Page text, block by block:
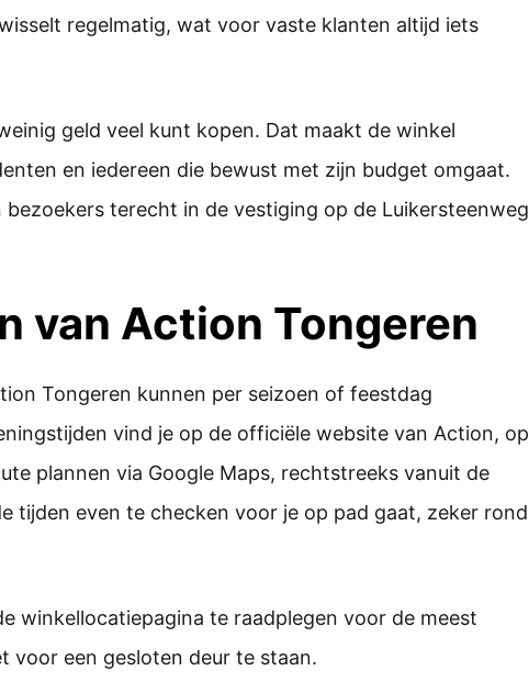
regelmatig, wat voor vaste klanten altijd iets
geld veel kunt kopen. Dat maakt de winkel
en iedereen die bewust met zijn budget omgaat.
terecht in de vestiging op de Luikersteenweg
van Action Tongeren
Tongeren kunnen per seizoen of feestdag
vind je op de officiële website van Action, op
plannen via Google Maps, rechtstreeks vanuit de
tijden even te checken voor je op pad gaat, zeker rond
winkellocatiepagina te raadplegen voor de meest
voor een gesloten deur te staan.